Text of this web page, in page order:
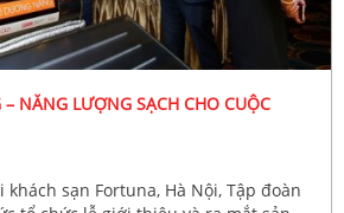
NĂNG LƯỢNG SẠCH CHO CUỘC
khách sạn Fortuna, Hà Nội, Tập đoàn